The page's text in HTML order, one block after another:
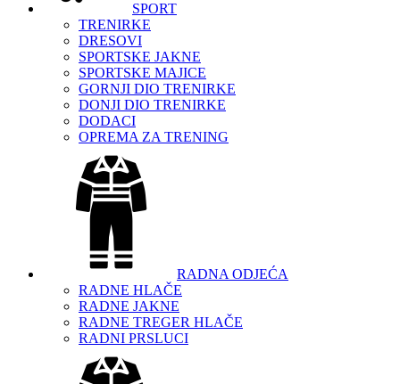
SPORT
TRENIRKE
DRESOVI
SPORTSKE JAKNE
SPORTSKE MAJICE
GORNJI DIO TRENIRKE
DONJI DIO TRENIRKE
DODACI
OPREMA ZA TRENING
RADNA ODJEĆA
RADNE HLAČE
RADNE JAKNE
RADNE TREGER HLAČE
RADNI PRSLUCI